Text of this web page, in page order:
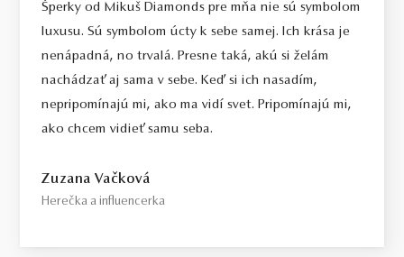
Šperky od Mikuš Diamonds pre mňa nie sú symbolom
luxusu. Sú symbolom úcty k sebe samej. Ich krása je
nenápadná, no trvalá. Presne taká, akú si želám
nachádzať aj sama v sebe. Keď si ich nasadím,
nepripomínajú mi, ako ma vidí svet. Pripomínajú mi,
ako chcem vidieť samu seba.
Zuzana Vačková
Herečka a influencerka